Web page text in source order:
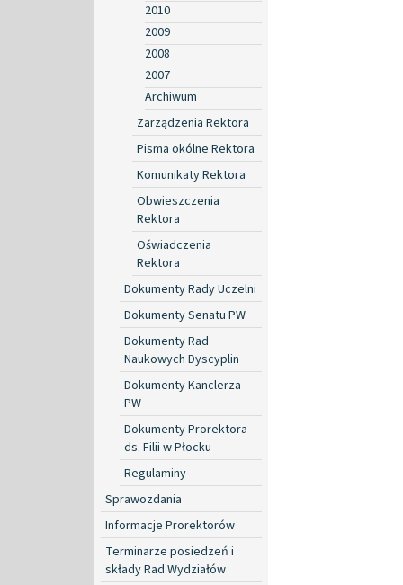
2010
2009
2008
2007
Archiwum
Zarządzenia Rektora
Pisma okólne Rektora
Komunikaty Rektora
Obwieszczenia
Rektora
Oświadczenia
Rektora
Dokumenty Rady Uczelni
Dokumenty Senatu PW
Dokumenty Rad
Naukowych Dyscyplin
Dokumenty Kanclerza
PW
Dokumenty Prorektora
ds. Filii w Płocku
Regulaminy
Sprawozdania
Informacje Prorektorów
Terminarze posiedzeń i
składy Rad Wydziałów